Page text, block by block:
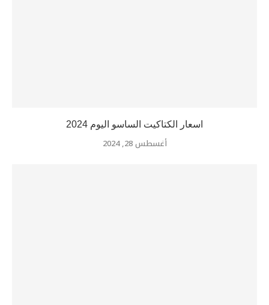
اسعار الكتاكيت الساسو اليوم 2024
أغسطس 28, 2024